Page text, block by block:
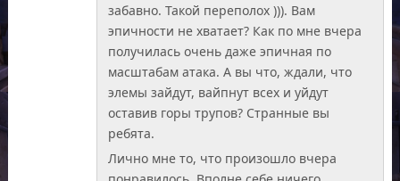
забавно. Такой переполох ))). Вам
эпичности не хватает? Как по мне вчера
получилась очень даже эпичная по
масштабам атака. А вы что, ждали, что
элемы зайдут, вайпнут всех и уйдут
оставив горы трупов? Странные вы
ребята.
Лично мне то, что произошло вчера